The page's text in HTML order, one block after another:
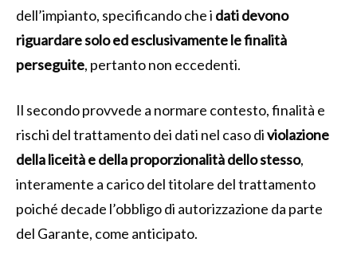
dell’impianto, specificando che i dati devono
riguardare solo ed esclusivamente le finalità
perseguite, pertanto non eccedenti.
Il secondo provvede a normare contesto, finalità e
rischi del trattamento dei dati nel caso diviolazione
della liceità e della proporzionalità dello stesso,
interamente a carico del titolare del trattamento
poiché decade l’obbligo di autorizzazione da parte
del Garante, come anticipato.